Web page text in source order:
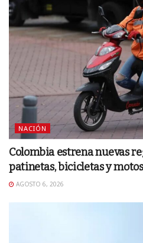
NACIÓN
Colombia estrena nuevas
patinetas, bicicletas y
AGOSTO 6, 2026